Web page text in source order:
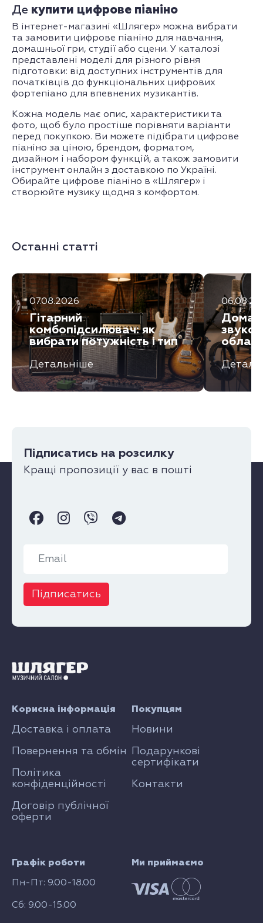
Де купити цифрове піаніно
В інтернет-магазині «Шлягер» можна вибрати
та замовити цифрове піаніно для навчання,
домашньої гри, студії або сцени. У каталозі
представлені моделі для різного рівня
підготовки: від доступних інструментів для
початківців до функціональних цифрових
фортепіано для впевнених музикантів.
Кожна модель має опис, характеристики та
фото, щоб було простіше порівняти варіанти
перед покупкою. Ви можете підібрати цифрове
піаніно за ціною, брендом, форматом,
дизайном і набором функцій, а також замовити
інструмент онлайн з доставкою по Україні.
Обирайте цифрове піаніно в «Шлягер» і
створюйте музику щодня з комфортом.
Останні статті
07.08.2026
Гітарний
комбопідсилювач: як
вибрати потужність і тип
Детальніше
Підписатись на розсилку
Кращі пропозиції у вас в пошті
Підписатись
Графік роботи
Пн-Пт: 9.00-18.00
Сб: 9.00-15.00
Покупцям
Новини
Подарункові
сертифікати
Контакти
Корисна інформація
Доставка і оплата
Повернення та обмін
Політика
конфіденційності
Договір публічної
оферти
Ми приймаємо